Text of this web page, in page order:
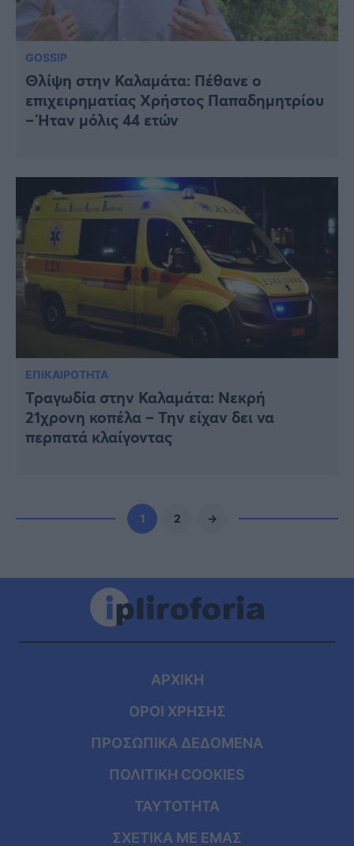
GOSSIP
Θλίψη στην Καλαμάτα: Πέθανε ο
επιχειρηματίας Χρήστος Παπαδημητρίου
– Ήταν μόλις 44 ετών
ΕΠΙΚΑΙΡΟΤΗΤΑ
Τραγωδία στην Καλαμάτα: Νεκρή
21χρονη κοπέλα – Την είχαν δει να
περπατά κλαίγοντας
1 2 →
ΑΡΧΙΚΗ
ΟΡΟΙ ΧΡΗΣΗΣ
ΠΡΟΣΩΠΙΚΑ ΔΕΔΟΜΕΝΑ
ΠΟΛΙΤΙΚΗ COOKIES
ΤΑΥΤΟΤΗΤΑ
ΣΧΕΤΙΚΑ ΜΕ ΕΜΑΣ